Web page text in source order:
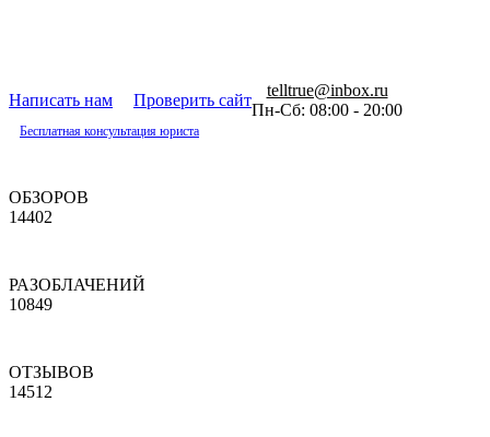
Написать нам Проверить сайт
telltrue@inbox.ru
Пн-Сб: 08:00 - 20:00
Бесплатная консультация юриста
ОБЗОРОВ
14402
РАЗОБЛАЧЕНИЙ
10849
ОТЗЫВОВ
14512